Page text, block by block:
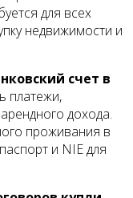
для всех
недвижимости и
счет в
платежи,
дохода.
проживания в
и NIE для